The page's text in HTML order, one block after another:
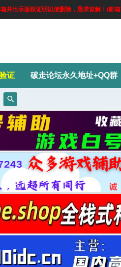
并出示版权证明以便删除，恳求谅解！(邮
证 破走论坛永久地址+QQ群
搜
索